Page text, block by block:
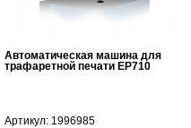
Автоматическая машина для
трафаретной печати EP710
Артикул: 1996985